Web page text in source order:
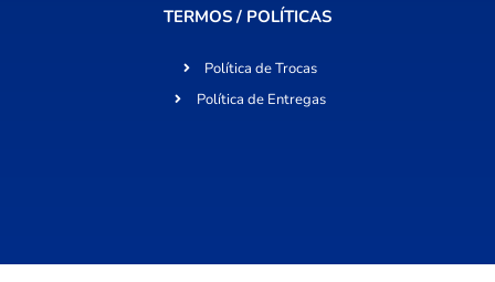
TERMOS / POLÍTICAS
Política de Trocas
Política de Entregas